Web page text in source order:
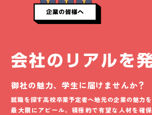
御社の魅力、学生に届けませんか？
就職を探す高校卒業予定者へ地元の企業の魅力を
最大限にアピール。積極的で有望な人材を確保